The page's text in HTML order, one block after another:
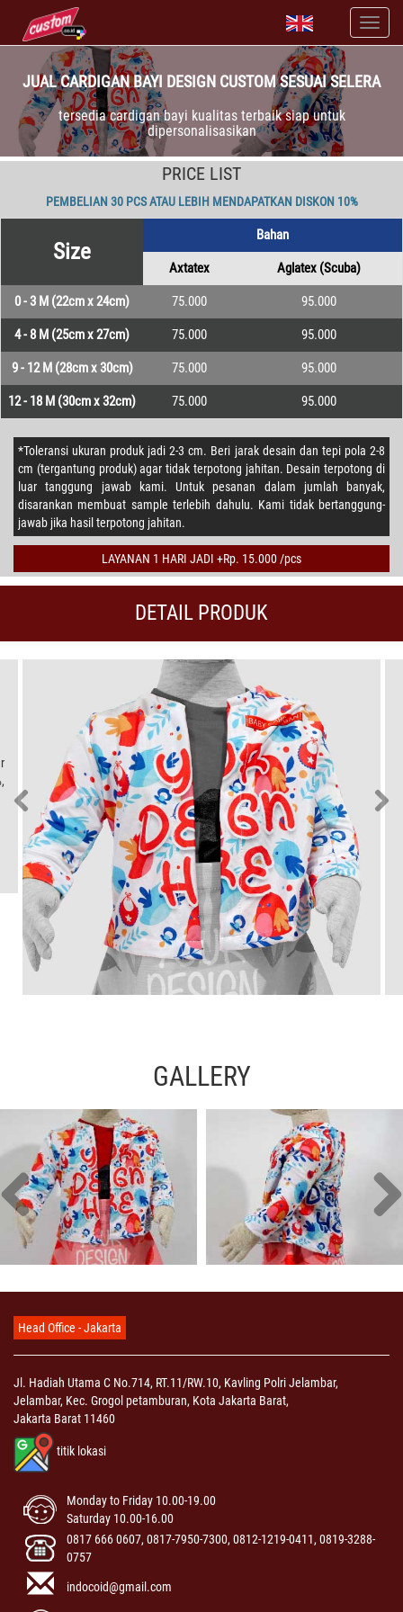
JUAL CARDIGAN BAYI DESIGN CUSTOM SESUAI SELERA
tersedia cardigan bayi kualitas terbaik siap untuk
dipersonalisasikan
PRICE LIST
PEMBELIAN 30 PCS ATAU LEBIH MENDAPATKAN DISKON 10%
Size
Bahan
Axtatex Aglatex (Scuba)
0 - 3 M (22cm x 24cm) 75.000 95.000
4 - 8 M (25cm x 27cm) 75.000 95.000
9 - 12 M (28cm x 30cm) 75.000 95.000
12 - 18 M (30cm x 32cm) 75.000 95.000
*Toleransi ukuran produk jadi 2-3 cm. Beri jarak desain dan tepi pola 2-8
cm (tergantung produk) agar tidak terpotong jahitan. Desain terpotong di
luar tanggung jawab kami. Untuk pesanan dalam jumlah banyak,
disarankan membuat sample terlebih dahulu. Kami tidak bertanggung-
jawab jika hasil terpotong jahitan.
LAYANAN 1 HARI JADI +Rp. 15.000 /pcs
DETAIL PRODUK
GALLERY
Head Office - Jakarta
Jl. Hadiah Utama C No.714, RT.11/RW.10, Kavling Polri Jelambar,
Jelambar, Kec. Grogol petamburan, Kota Jakarta Barat,
Jakarta Barat 11460
titik lokasi
Monday to Friday 10.00-19.00
Saturday 10.00-16.00
0817 666 0607, 0817-7950-7300, 0812-1219-0411, 0819-3288-
0757
indocoid@gmail.com